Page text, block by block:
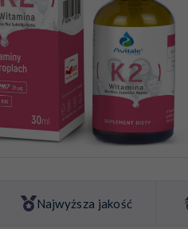
Najwyższa jakość